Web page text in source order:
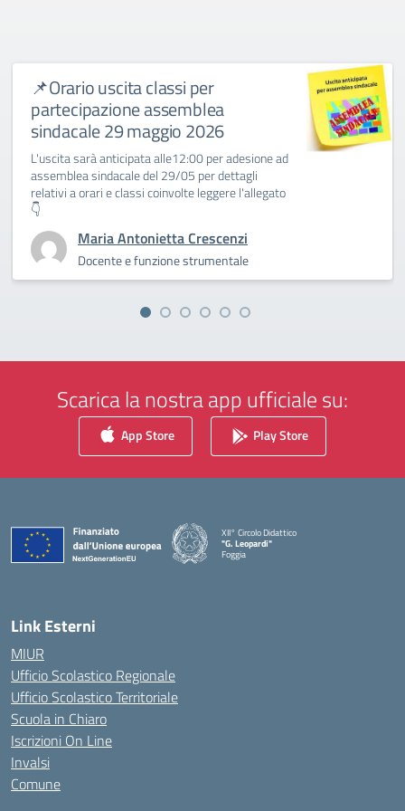
📌Orario uscita classi per
partecipazione assemblea
sindacale 29 maggio 2026
L'uscita sarà anticipata alle12:00 per adesione ad
assemblea sindacale del 29/05 per dettagli
relativi a orari e classi coinvolte leggere l'allegato
👇
Maria Antonietta Crescenzi
Docente e funzione strumentale
Scarica la nostra app ufficiale su:
App Store Play Store
XII° Circolo Didattico
"G. Leopardi"
Foggia
— Visita la pagina iniziale della scuola
Link Esterni
MIUR
Ufficio Scolastico Regionale
Ufficio Scolastico Territoriale
Scuola in Chiaro
Iscrizioni On Line
Invalsi
Comune